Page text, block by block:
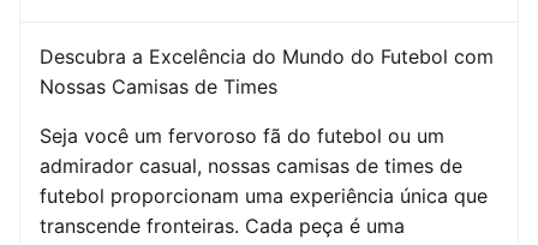
Descubra a Excelência do Mundo do Futebol com
Nossas Camisas de Times
Seja você um fervoroso fã do futebol ou um
admirador casual, nossas camisas de times de
futebol proporcionam uma experiência única que
transcende fronteiras. Cada peça é uma